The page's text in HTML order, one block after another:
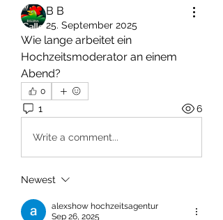
В В
25. September 2025
Wie lange arbeitet ein
Hochzeitsmoderator an einem
Abend?
0
1 6
Write a comment...
Newest
alexshow hochzeitsagentur
Sep 26, 2025